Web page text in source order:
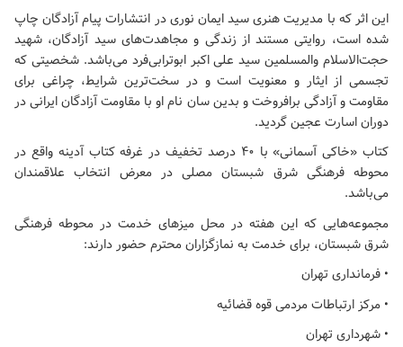
این اثر که با مدیریت هنری سید ایمان نوری در انتشارات پیام آزادگان چاپ
شده است، روایتی مستند از زندگی و مجاهدت‌های سید آزادگان، شهید
حجت‌الاسلام والمسلمین سید علی اکبر ابوترابی‌فرد می‌باشد. شخصیتی که
تجسمی از ایثار و معنویت است و در سخت‌ترین شرایط، چراغی برای
مقاومت و آزادگی برافروخت و بدین سان نام او با مقاومت آزادگان ایرانی در
دوران اسارت عجین گردید.
کتاب «خاکی آسمانی» با ۴۰ درصد تخفیف در غرفه کتاب آدینه واقع در
محوطه فرهنگی شرق شبستان مصلی در معرض انتخاب علاقمندان
می‌باشد.
مجموعه‌هایی که این هفته در محل میزهای خدمت در محوطه فرهنگی
شرق شبستان، برای خدمت به نمازگزاران محترم حضور دارند:
• فرمانداری تهران
• مرکز ارتباطات مردمی قوه قضائیه
• شهرداری تهران